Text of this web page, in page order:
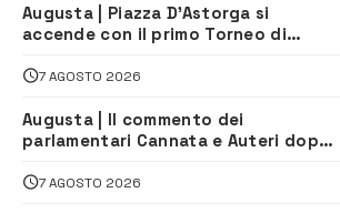
Augusta | Piazza D’Astorga si
accende con il primo Torneo di
7 AGOSTO 2026
Augusta | Il commento dei
parlamentari Cannata e Auteri dopo
depuratore
7 AGOSTO 2026